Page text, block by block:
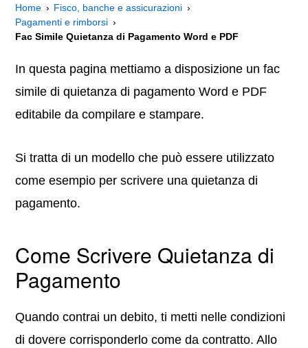
Home
Fisco, banche e assicurazioni
Pagamenti e rimborsi
Fac Simile Quietanza di Pagamento Word e PDF
In questa pagina mettiamo a disposizione un fac
simile di quietanza di pagamento Word e PDF
editabile da compilare e stampare.
Si tratta di un modello che può essere utilizzato
come esempio per scrivere una quietanza di
pagamento.
Come Scrivere Quietanza di
Pagamento
Quando contrai un debito, ti metti nelle condizioni
di dovere corrisponderlo come da contratto. Allo